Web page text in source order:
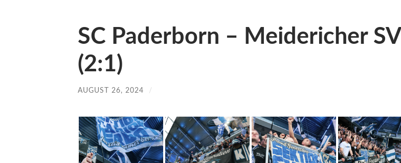
SC Paderborn – Meidericher SV
(2:1)
AUGUST 26, 2024 /